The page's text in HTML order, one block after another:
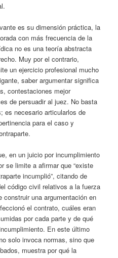
es su dimensión práctica, la
con más frecuencia de la
no es una teoría abstracta
Muy por el contrario,
un ejercicio profesional mucho
saber argumentar significa
contestaciones mejor
de persuadir al juez. No basta
es necesario articularlos de
para el caso y
en un juicio por incumplimiento
se limite a afirmar que “existe
incumplió”, citando de
código civil relativos a la fuerza
una argumentación en
el contrato, cuáles eran
por cada parte y de qué
En este último
solo invoca normas, sino que
muestra por qué la